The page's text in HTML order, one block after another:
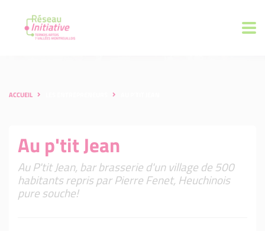
ACCUEIL
Au p'tit Jean
Au P'tit Jean, bar brasserie d'un village de 500
habitants repris par Pierre Fenet, Heuchinois
pure souche!